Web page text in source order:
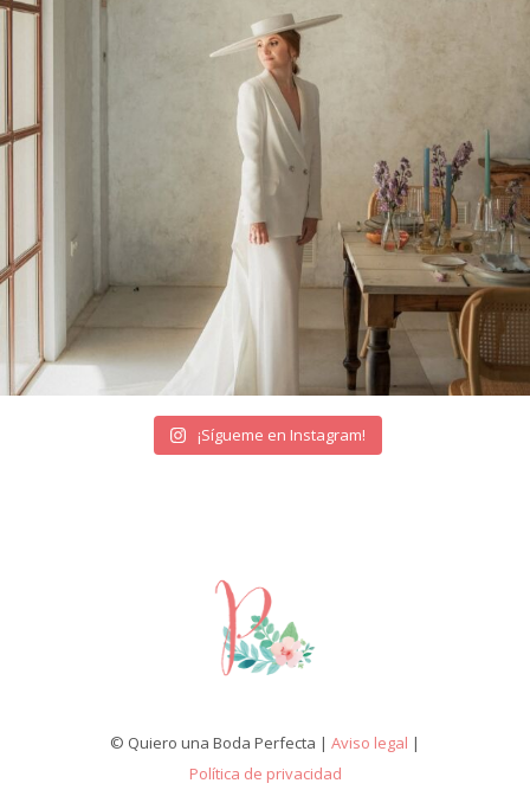
¡Sígueme en Instagram!
© Quiero una Boda Perfecta | Aviso legal |
Política de privacidad